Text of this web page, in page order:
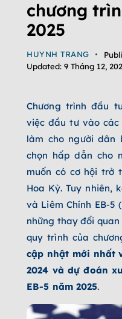
chương
2025
HUYNH TRANG
Updated: 9 Tháng 12,
Chương trình đầu
việc đầu tư vào
làm cho người dân
chọn hấp dẫn cho
muốn có cơ hội trở
Hoa Kỳ. Tuy nhiên,
và Liêm Chính EB-5
những thay đổi
quy trình của
cập nhật mới nhất
2024 và dự đoán
EB-5 năm 2025.